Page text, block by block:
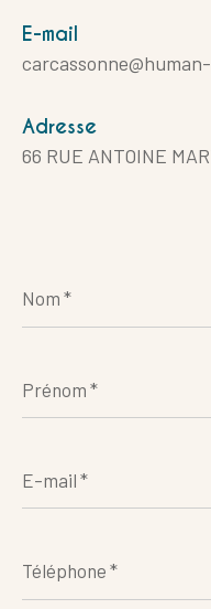
E-mail
Adresse
66 RUE ANTOINE
*
*
mail
*
*